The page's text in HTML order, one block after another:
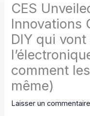
CES
Innovations
DIY qui
comment
même)
Laisser un commentaire